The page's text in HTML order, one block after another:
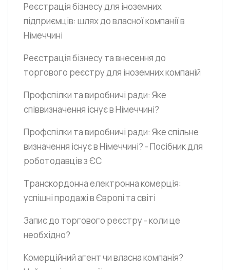
Реєстрація бізнесу для іноземних
підприємців: шлях до власної компанії в
Німеччині
Реєстрація бізнесу та внесення до
торгового реєстру для іноземних компаній
Профспілки та виробничі ради: Яке
співвизначення існує в Німеччині?
Профспілки та виробничі ради: Яке спільне
визначення існує в Німеччині? - Посібник для
роботодавців з ЄС
Транскордонна електронна комерція:
успішні продажі в Європі та світі
Запис до торгового реєстру - коли це
необхідно?
Комерційний агент чи власна компанія?